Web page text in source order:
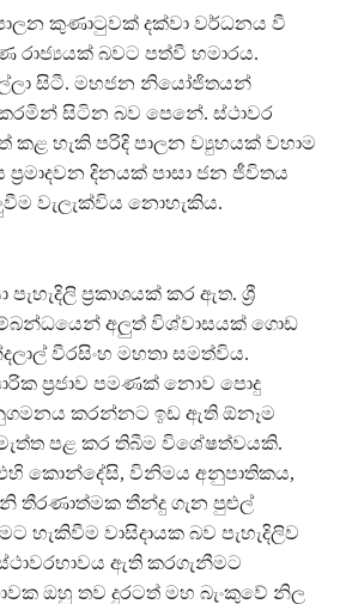
කුණාටුවක් දක්වා වර්ධනය වී
රාජ්‍යයක් බවට පත්වී හමාරය.
සිටී. මහජන නියෝජිතයන්
සිටින බව පෙනේ. ස්ථාවර
කළ හැකි පරිදි පාලන ව්‍යුහයක් වහාම
දිනයක් පාසා ජන ජීවිතය
වැලැක්විය නොහැකිය.
ප්‍රකාශයක් කර ඇත. ශ්‍රී
අලුත් විශ්වාසයක් ගොඩ
වීරසිංහ මහතා සමත්විය.
ප්‍රජාව පමණක් නොව පොදු
කරන්නට ඉඩ ඇති ඕනෑම
පළ කර තිබීම විශේෂත්වයකි.
කොන්දේසි, විනිමය අනුපාතිකය,
තීරණාත්මක තීන්දු ගැන පුළුල්
හැකිවීම වාසිදායක බව පැහැදිලිව
ඇති කරගැනීමට
ඔහු තව දුරටත් මහ බැංකුවේ නිල